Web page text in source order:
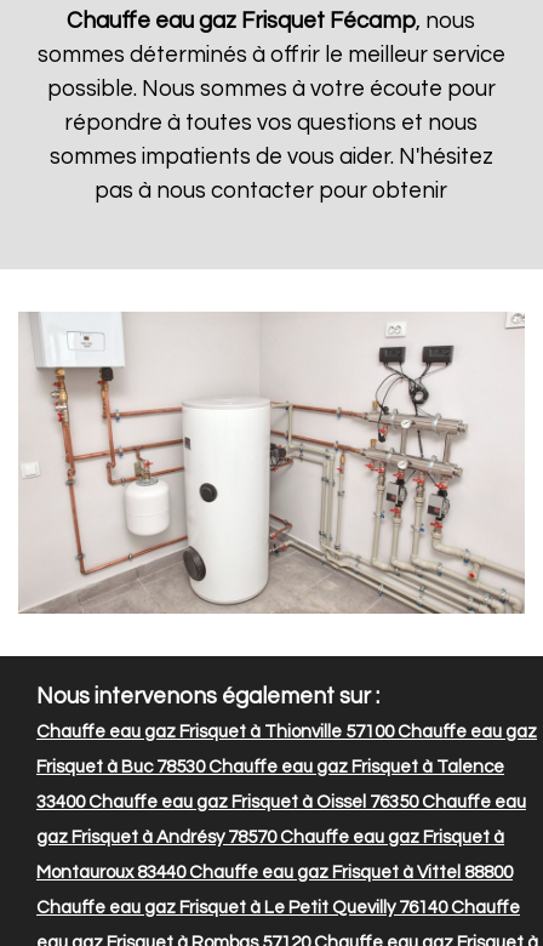
Chauffe eau gaz Frisquet Fécamp, nous
sommes déterminés à offrir le meilleur service
possible. Nous sommes à votre écoute pour
répondre à toutes vos questions et nous
sommes impatients de vous aider. N'hésitez
pas à nous contacter pour obtenir
Nous intervenons également sur :
Chauffe eau gaz Frisquet à Thionville 57100Chauffe eau gaz
Frisquet à Buc 78530Chauffe eau gaz Frisquet à Talence
33400Chauffe eau gaz Frisquet à Oissel 76350Chauffe eau
gaz Frisquet à Andrésy 78570Chauffe eau gaz Frisquet à
Montauroux 83440Chauffe eau gaz Frisquet à Vittel 88800
Chauffe eau gaz Frisquet à Le Petit Quevilly 76140Chauffe